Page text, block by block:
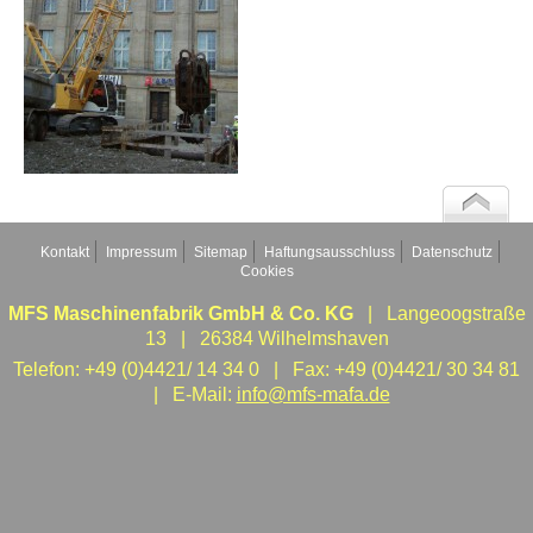
Kontakt Impressum Sitemap Haftungsausschluss
Datenschutz
Cookies
MFS Maschinenfabrik GmbH & Co. KG| Langeoogstraße
13 | 26384 Wilhelmshaven
Telefon: +49 (0)4421/ 14 34 0 | Fax: +49 (0)4421/ 30 34 81
| E-Mail: info@mfs-mafa.de